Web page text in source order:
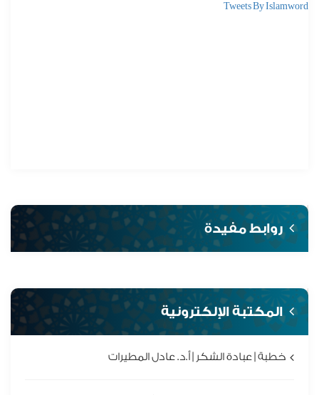
Tweets By Islamword
روابط مفيدة
المكتبة الإلكترونية
خطبة | عبادة الشكر | أ.د. عادل المطيرات